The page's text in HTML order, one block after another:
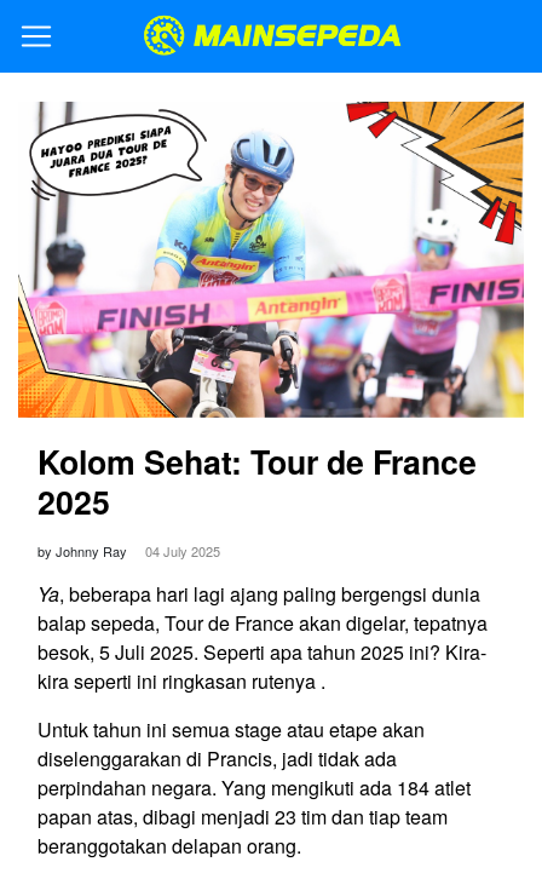
Kolom Sehat: Tour de France
2025
by Johnny Ray 04 July 2025
Ya, beberapa hari lagi ajang paling bergengsi dunia
balap sepeda, Tour de France akan digelar, tepatnya
besok, 5 Juli 2025. Seperti apa tahun 2025 ini? Kira-
kira seperti ini ringkasan rutenya .
Untuk tahun ini semua stage atau etape akan
diselenggarakan di Prancis, jadi tidak ada
perpindahan negara. Yang mengikuti ada 184 atlet
papan atas, dibagi menjadi 23 tim dan tiap team
beranggotakan delapan orang.